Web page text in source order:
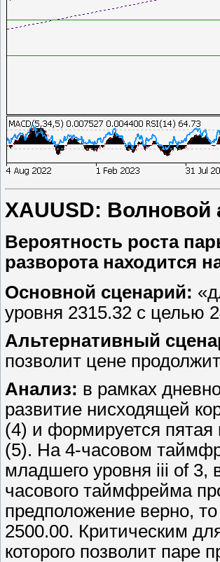
XAUUSD: Волновой
Вероятность роста
разворота находится
Основной сценарий:
уровня 2315.32 с целью
Альтернативный
позволит цене
Анализ: в рамках
развитие нисходящей
(4) и формируется пятая
(5). На 4-часовом
младшего уровня iii of 3,
часового таймфрейма
предположение верно, то
2500.00. Критическим
которого позволит паре